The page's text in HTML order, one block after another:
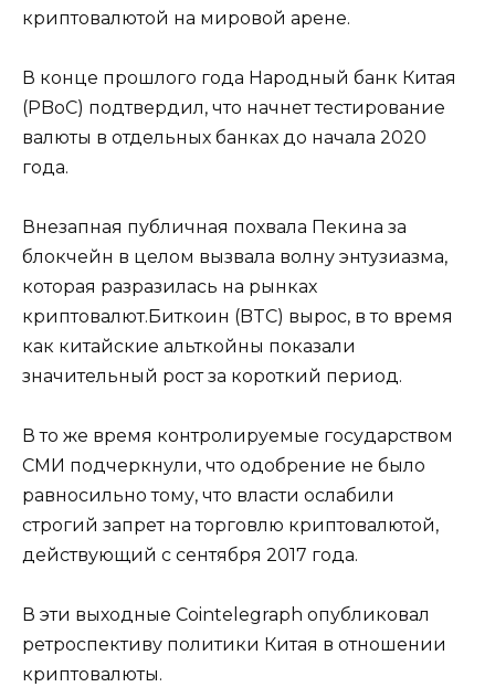
криптовалютой на мировой арене.
В конце прошлого года Народный банк Китая
(PBoC) подтвердил, что начнет тестирование
валюты в отдельных банках до начала 2020
года.
Внезапная публичная похвала Пекина за
блокчейн в целом вызвала волну энтузиазма,
которая разразилась на рынках
криптовалют.Биткоин (BTC) вырос, в то время
как китайские альткойны показали
значительный рост за короткий период.
В то же время контролируемые государством
СМИ подчеркнули, что одобрение не было
равносильно тому, что власти ослабили
строгий запрет на торговлю криптовалютой,
действующий с сентября 2017 года.
В эти выходные Cointelegraph опубликовал
ретроспективу политики Китая в отношении
криптовалюты.